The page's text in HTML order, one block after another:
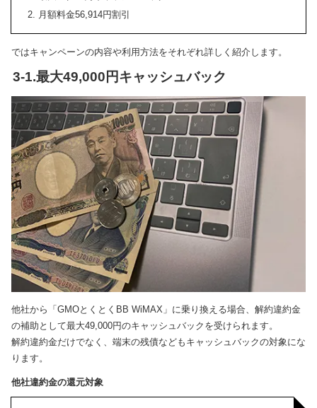
月額料金56,914円割引
ではキャンペーンの内容や利用方法をそれぞれ詳しく紹介します。
3-1.最大49,000円キャッシュバック
他社から「GMOとくとくBB WiMAX」に乗り換える場合、解約違約金
の補助として最大49,000円のキャッシュバックを受けられます。
解約違約金だけでなく、端末の残債などもキャッシュバックの対象にな
ります。
他社違約金の還元対象